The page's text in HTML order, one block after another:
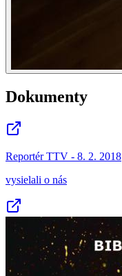
Dokumenty
Reportér TTV - 8. 2. 2018
vysielali o nás